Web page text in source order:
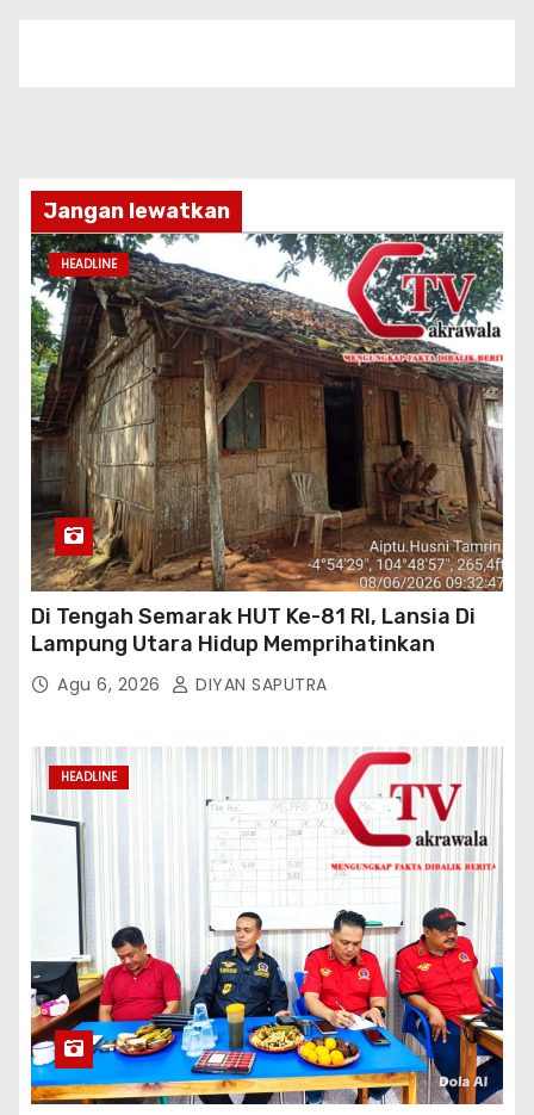
Jangan lewatkan
HEADLINE
Di Tengah Semarak HUT Ke-81 RI, Lansia Di
Lampung Utara Hidup Memprihatinkan
Agu 6, 2026 DIYAN SAPUTRA
HEADLINE